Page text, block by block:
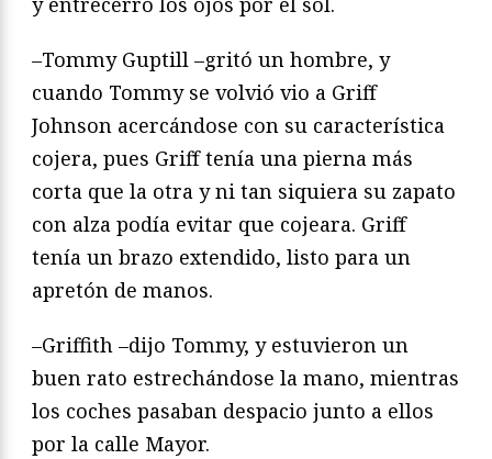
–Tommy Guptill –gritó un hombre, y
cuando Tommy se volvió vio a Griff
Johnson acercándose con su característica
cojera, pues Griff tenía una pierna más
corta que la otra y ni tan siquiera su zapato
con alza podía evitar que cojeara. Griff
tenía un brazo extendido, listo para un
apretón de manos.
–Griffith –dijo Tommy, y estuvieron un
buen rato estrechándose la mano, mientras
los coches pasaban despacio junto a ellos
por la calle Mayor.